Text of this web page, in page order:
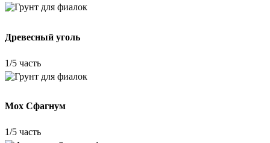
Древесный уголь
1/5 часть
Мох Сфагнум
1/5 часть